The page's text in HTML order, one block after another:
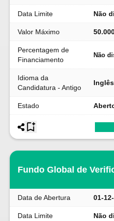
Data Limite Não
Valor Máximo
Percentagem de
Financiamento
Não
Idioma da
Candidatura - Antigo
Inglês
Estado
Fundo Global de
Data de Abertura 01-
Data Limite Não